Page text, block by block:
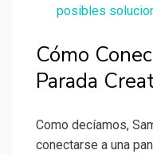
posibles
Cómo
Parada
Como decíamos,
conectarse a una